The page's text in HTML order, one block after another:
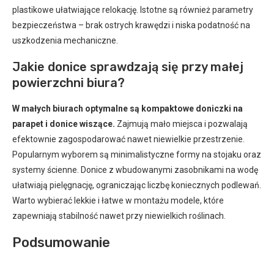
plastikowe ułatwiające relokację. Istotne są również parametry
bezpieczeństwa – brak ostrych krawędzi i niska podatność na
uszkodzenia mechaniczne.
Jakie donice sprawdzają się przy małej
powierzchni biura?
W małych biurach optymalne są kompaktowe doniczki na
parapet i donice wiszące. Zajmują mało miejsca i pozwalają
efektownie zagospodarować nawet niewielkie przestrzenie.
Popularnym wyborem są minimalistyczne formy na stojaku oraz
systemy ścienne. Donice z wbudowanymi zasobnikami na wodę
ułatwiają pielęgnację, ograniczając liczbę koniecznych podlewań.
Warto wybierać lekkie i łatwe w montażu modele, które
zapewniają stabilność nawet przy niewielkich roślinach.
Podsumowanie